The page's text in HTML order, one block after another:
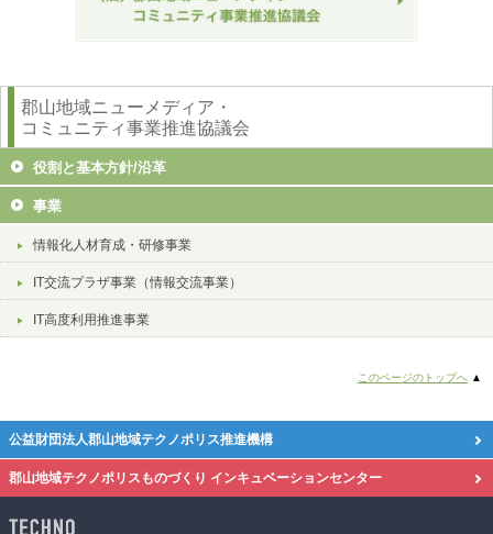
郡山地域ニューメディア・
コミュニティ事業推進協議会
役割と基本方針/沿革
事業
情報化人材育成・研修事業
IT交流プラザ事業（情報交流事業）
IT高度利用推進事業
このページのトップへ ▲
公益財団法人郡山地域テクノポリス推進機構
郡山地域テクノポリスものづくり インキュベーションセンター